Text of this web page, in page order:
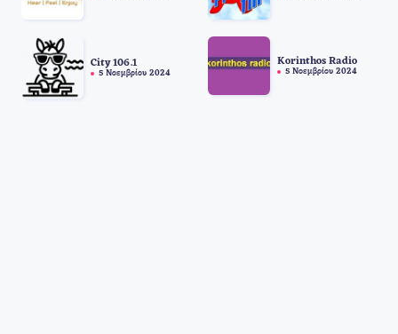
City 106.1
5 Νοεμβρίου 2024
Korinthos Radio
5 Νοεμβρίου 2024